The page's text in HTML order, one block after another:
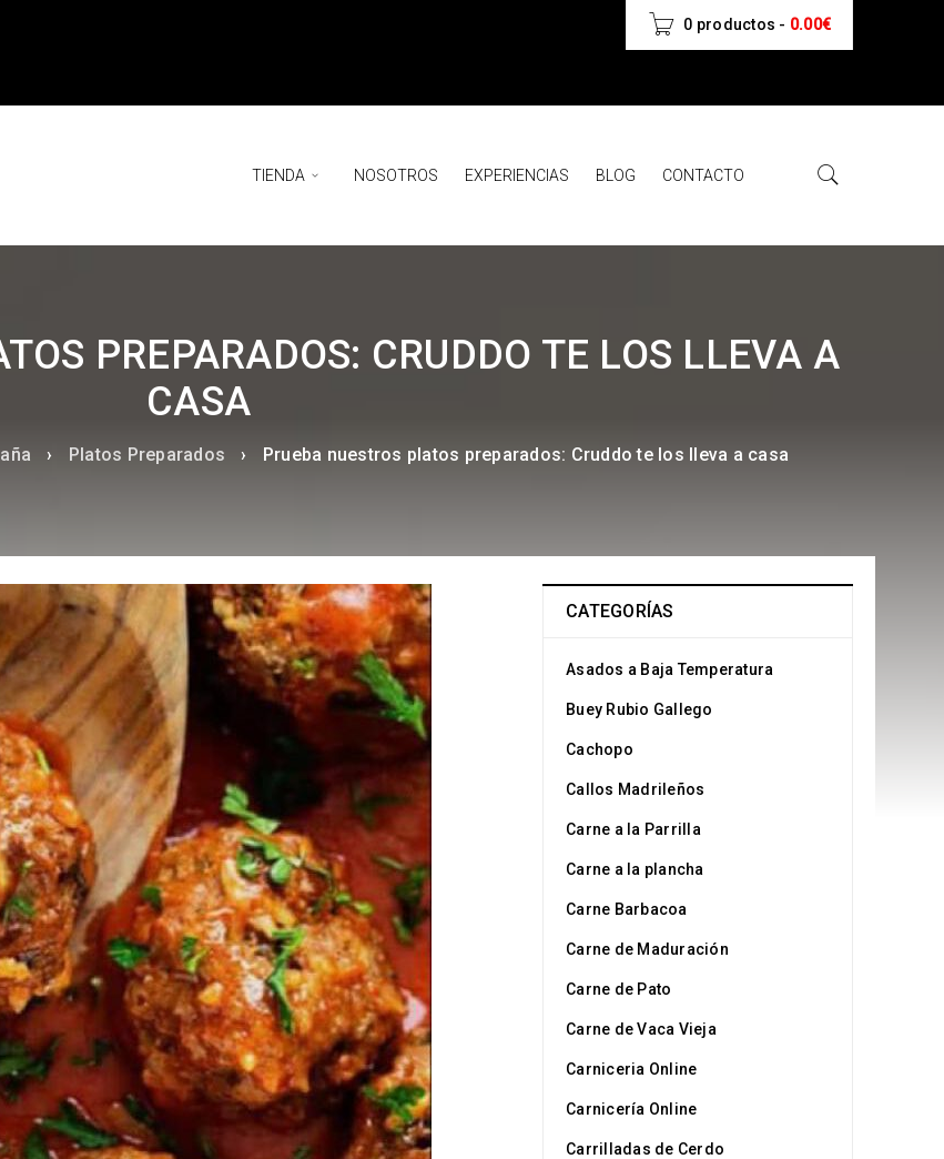
0 productos - 0.00€
TIENDA NOSOTROS EXPERIENCIAS BLOG CONTACTO
PREPARADOS: CRUDDO TE LOS LLEVA A
CASA
› Platos Preparados › Prueba nuestros platos preparados: Cruddo te los lleva a casa
CATEGORÍAS
Asados a Baja Temperatura
Buey Rubio Gallego
Cachopo
Callos Madrileños
Carne a la Parrilla
Carne a la plancha
Carne Barbacoa
Carne de Maduración
Carne de Pato
Carne de Vaca Vieja
Carniceria Online
Carnicería Online
Carrilladas de Cerdo